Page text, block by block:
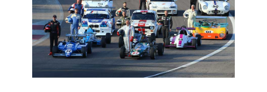
EVÈNEMENTS
CALENDRIER
FOCUS